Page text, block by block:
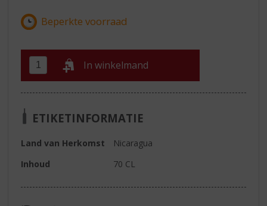
In winkelmand
ETIKETINFORMATIE
Land van Herkomst
Nicaragua
Inhoud
70 CL